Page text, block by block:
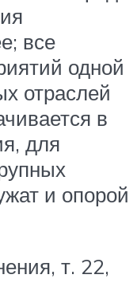
все
одной
отраслей
в
для
и опорой
т. 22,